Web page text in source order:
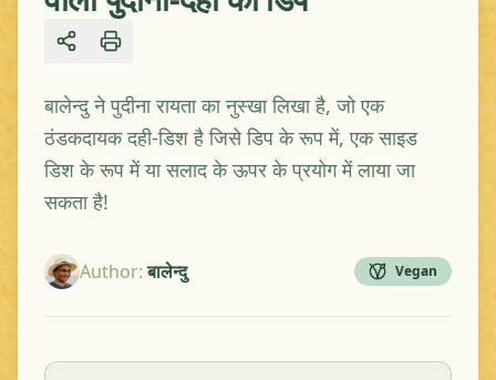
Share
बालेन्दु ने पुदीना रायता का नुस्खा लिखा है, जो एक
ठंडकदायक दही-डिश है जिसे डिप के रूप में, एक साइड
डिश के रूप में या सलाद के ऊपर के प्रयोग में लाया जा
सकता है!
Author:बालेन्दु Vegan